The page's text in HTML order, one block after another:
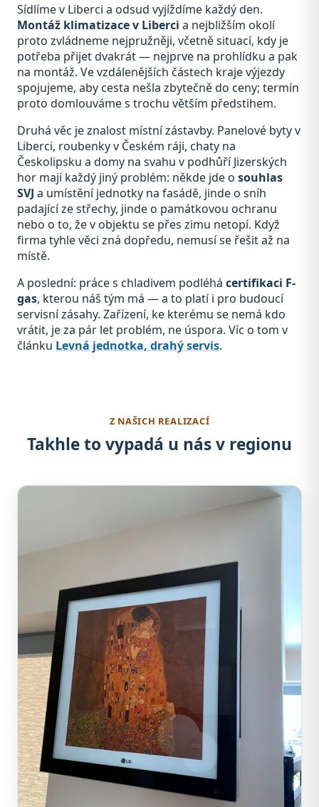
Sídlíme v Liberci a odsud vyjíždíme každý den.
Montáž klimatizace v Liberci a nejbližším okolí
proto zvládneme nejpružněji, včetně situací, kdy je
potřeba přijet dvakrát — nejprve na prohlídku a pak
na montáž. Ve vzdálenějších částech kraje výjezdy
spojujeme, aby cesta nešla zbytečně do ceny; termín
proto domlouváme s trochu větším předstihem.
Druhá věc je znalost místní zástavby. Panelové byty v
Liberci, roubenky v Českém ráji, chaty na
Českolipsku a domy na svahu v podhůří Jizerských
hor mají každý jiný problém: někde jde o souhlas
SVJ a umístění jednotky na fasádě, jinde o sníh
padající ze střechy, jinde o památkovou ochranu
nebo o to, že v objektu se přes zimu netopí. Když
firma tyhle věci zná dopředu, nemusí se řešit až na
místě.
A poslední: práce s chladivem podléhá certifikaci F-
gas, kterou náš tým má — a to platí i pro budoucí
servisní zásahy. Zařízení, ke kterému se nemá kdo
vrátit, je za pár let problém, ne úspora. Víc o tom v
článku Levná jednotka, drahý servis.
Z NAŠICH REALIZACÍ
Takhle to vypadá u nás v regionu